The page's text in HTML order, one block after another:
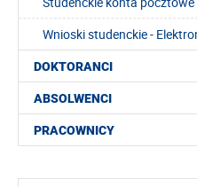
Wnioski studenckie -
DOKTORANCI
ABSOLWENCI
PRACOWNICY